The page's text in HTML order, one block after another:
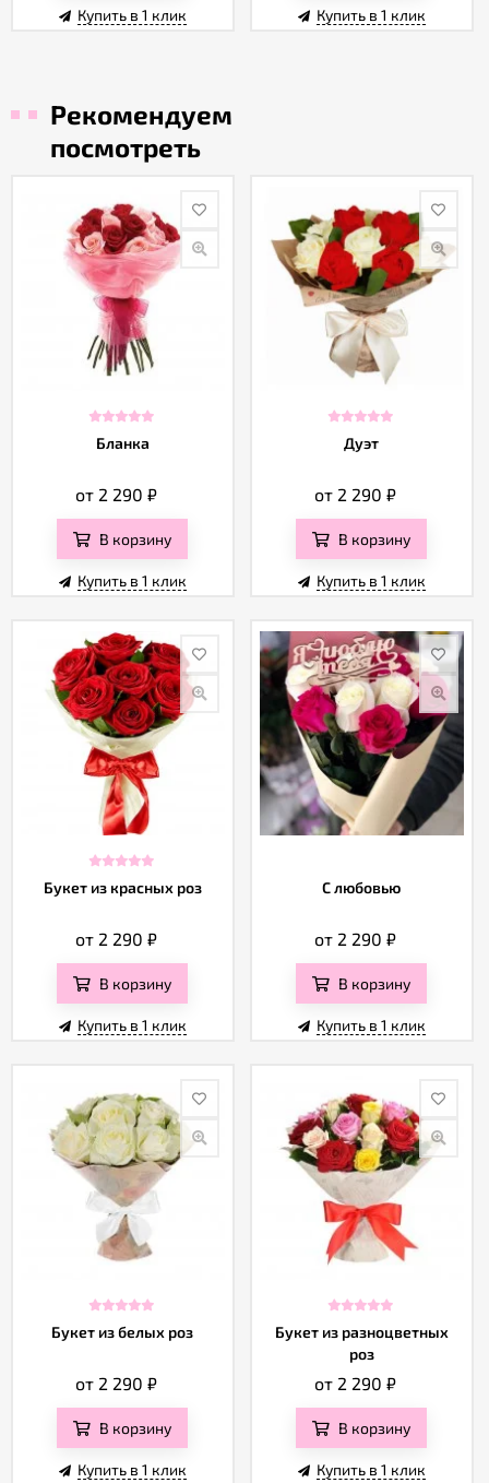
Купить в 1 клик Купить в 1 клик
Рекомендуем
посмотреть
Бланка
от 2 290 ₽
В корзину
Купить в 1 клик
Дуэт
от 2 290 ₽
В корзину
Купить в 1 клик
Букет из красных роз
от 2 290 ₽
В корзину
Купить в 1 клик
С любовью
от 2 290 ₽
В корзину
Купить в 1 клик
Букет из белых роз
от 2 290 ₽
В корзину
Купить в 1 клик
Букет из разноцветных
роз
от 2 290 ₽
В корзину
Купить в 1 клик